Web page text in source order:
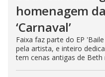
homenagem
‘Carnaval’
Faixa faz parte do EP
pela artista, e inteiro
tem cenas antigas de Beth